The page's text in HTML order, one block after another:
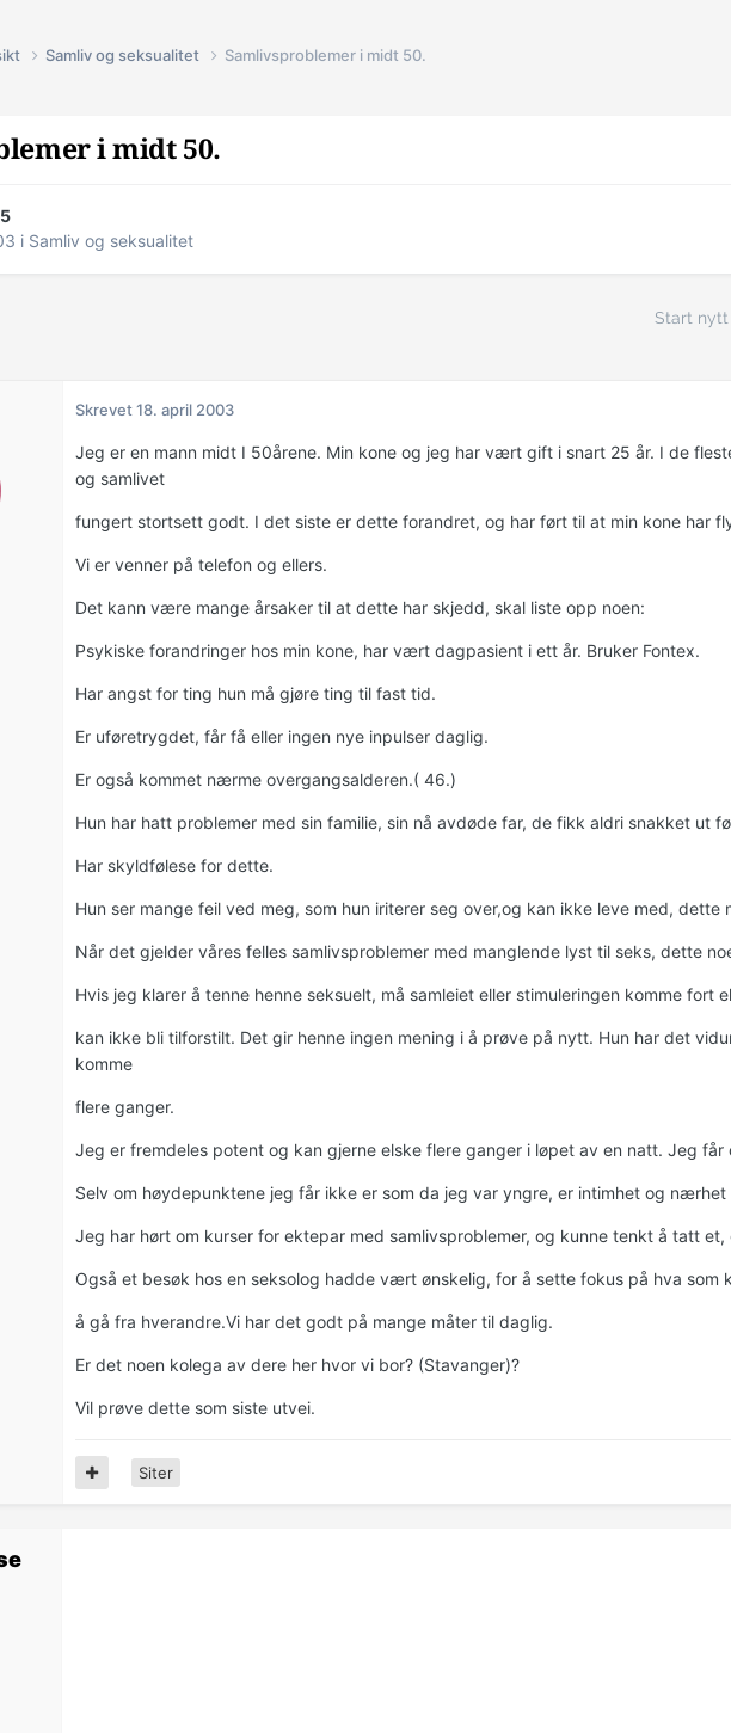
Samliv og seksualitet Samlivsproblemer i midt 50.
i midt 50.
i Samliv og seksualitet
Start
Skrevet18. april 2003
Jeg er en mann midt I 50årene. Min kone og jeg har vært gift i snart 25 år. I de
og samlivet
fungert stortsett godt. I det siste er dette forandret, og har ført til at min kone har
Vi er venner på telefon og ellers.
Det kann være mange årsaker til at dette har skjedd, skal liste opp noen:
Psykiske forandringer hos min kone, har vært dagpasient i ett år. Bruker Fontex.
Har angst for ting hun må gjøre ting til fast tid.
Er uføretrygdet, får få eller ingen nye inpulser daglig.
Er også kommet nærme overgangsalderen.( 46.)
Hun har hatt problemer med sin familie, sin nå avdøde far, de fikk aldri snakket ut
Har skyldfølese for dette.
Hun ser mange feil ved meg, som hun iriterer seg over,og kan ikke leve med, dette
Når det gjelder våres felles samlivsproblemer med manglende lyst til seks, dette
Hvis jeg klarer å tenne henne seksuelt, må samleiet eller stimuleringen komme fort
kan ikke bli tilforstilt. Det gir henne ingen mening i å prøve på nytt. Hun har det
komme
flere ganger.
Jeg er fremdeles potent og kan gjerne elske flere ganger i løpet av en natt. Jeg får
Selv om høydepunktene jeg får ikke er som da jeg var yngre, er intimhet og nærhet
Jeg har hørt om kurser for ektepar med samlivsproblemer, og kunne tenkt å tatt et,
Også et besøk hos en seksolog hadde vært ønskelig, for å sette fokus på hva som
å gå fra hverandre.Vi har det godt på mange måter til daglig.
Er det noen kolega av dere her hvor vi bor? (Stavanger)?
Vil prøve dette som siste utvei.
Siter